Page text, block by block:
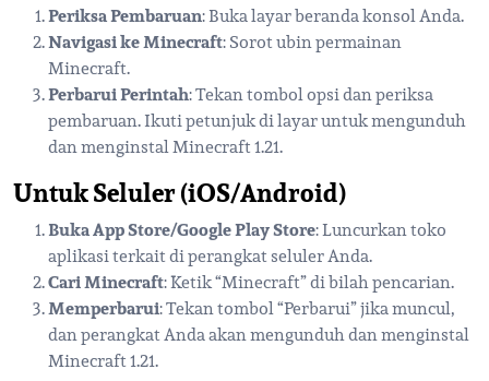
Periksa Pembaruan: Buka layar beranda konsol Anda.
Navigasi ke Minecraft: Sorot ubin permainan
Minecraft.
Perbarui Perintah: Tekan tombol opsi dan periksa
pembaruan. Ikuti petunjuk di layar untuk mengunduh
dan menginstal Minecraft 1.21.
Untuk Seluler (iOS/Android)
Buka App Store/Google Play Store: Luncurkan toko
aplikasi terkait di perangkat seluler Anda.
Cari Minecraft: Ketik “Minecraft” di bilah pencarian.
Memperbarui: Tekan tombol “Perbarui” jika muncul,
dan perangkat Anda akan mengunduh dan menginstal
Minecraft 1.21.